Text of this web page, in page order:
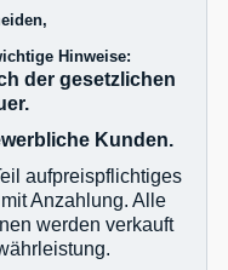
Hinweise:
der gesetzlichen
Kunden.
aufpreispflichtiges
Anzahlung. Alle
werden verkauft